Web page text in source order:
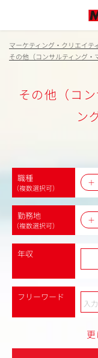
マーケティング・クリエイテ
その他（コンサルティング
その他（コ
ン
職種
（複数選択可）
勤務地
（複数選択可）
年収
フリーワード